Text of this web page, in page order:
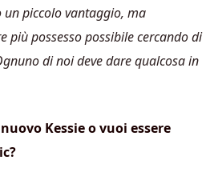
piccolo vantaggio, ma
più possesso possibile cercando di
di noi deve dare qualcosa in
Kessie o vuoi essere